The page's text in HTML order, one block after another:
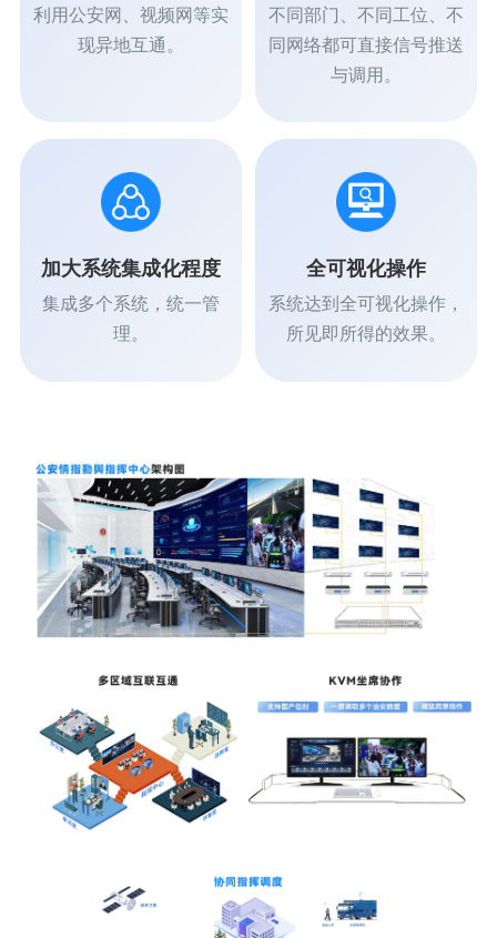
利用公安网、视频网等实
现异地互通。
不同部门、不同工位、不
同网络都可直接信号推送
与调用。
加大系统集成化程度
集成多个系统，统一管
理。
全可视化操作
系统达到全可视化操作，
所见即所得的效果。